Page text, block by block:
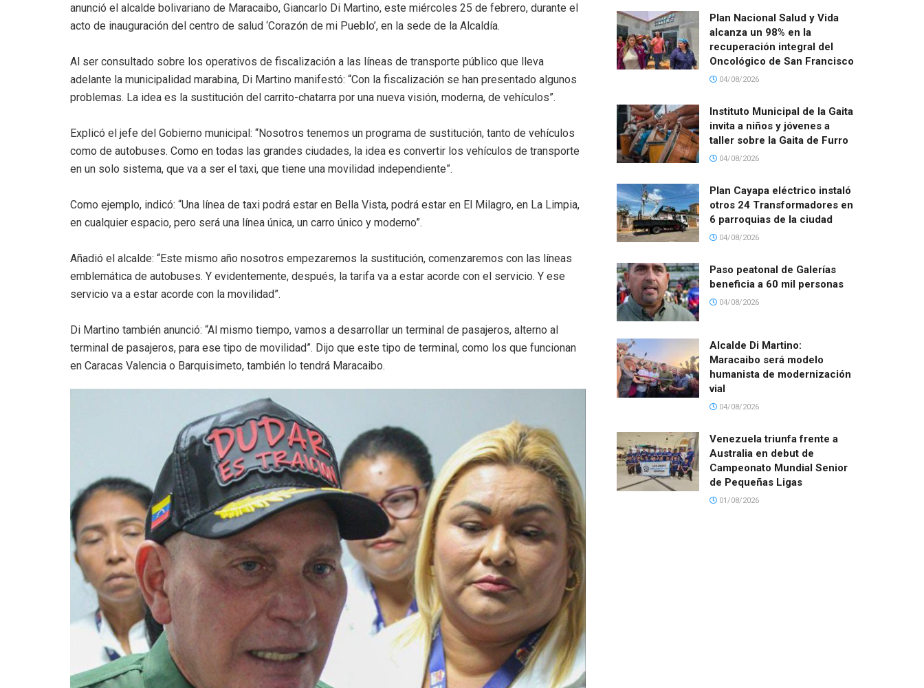
anunció el alcalde bolivariano de Maracaibo, Giancarlo Di Martino, este miércoles 25 de febrero, durante el
acto de inauguración del centro de salud ‘Corazón de mi Pueblo’, en la sede de la Alcaldía.
Al ser consultado sobre los operativos de fiscalización a las líneas de transporte público que lleva
adelante la municipalidad marabina, Di Martino manifestó: “Con la fiscalización se han presentado algunos
problemas. La idea es la sustitución del carrito-chatarra por una nueva visión, moderna, de vehículos”.
Explicó el jefe del Gobierno municipal: “Nosotros tenemos un programa de sustitución, tanto de vehículos
como de autobuses. Como en todas las grandes ciudades, la idea es convertir los vehículos de transporte
en un solo sistema, que va a ser el taxi, que tiene una movilidad independiente”.
Como ejemplo, indicó: “Una línea de taxi podrá estar en Bella Vista, podrá estar en El Milagro, en La Limpia,
en cualquier espacio, pero será una línea única, un carro único y moderno”.
Añadió el alcalde: “Este mismo año nosotros empezaremos la sustitución, comenzaremos con las líneas
emblemática de autobuses. Y evidentemente, después, la tarifa va a estar acorde con el servicio. Y ese
servicio va a estar acorde con la movilidad”.
Di Martino también anunció: “Al mismo tiempo, vamos a desarrollar un terminal de pasajeros, alterno al
terminal de pasajeros, para ese tipo de movilidad”. Dijo que este tipo de terminal, como los que funcionan
en Caracas Valencia o Barquisimeto, también lo tendrá Maracaibo.
Plan Nacional Salud y Vida
alcanza un 98% en la
recuperación integral del
Oncológico de San Francisco
04/08/2026
Instituto Municipal de la Gaita
invita a niños y jóvenes a
taller sobre la Gaita de Furro
04/08/2026
Plan Cayapa eléctrico instaló
otros 24 Transformadores en
6 parroquias de la ciudad
04/08/2026
Paso peatonal de Galerías
beneficia a 60 mil personas
04/08/2026
Alcalde Di Martino:
Maracaibo será modelo
humanista de modernización
vial
04/08/2026
Venezuela triunfa frente a
Australia en debut de
Campeonato Mundial Senior
de Pequeñas Ligas
01/08/2026